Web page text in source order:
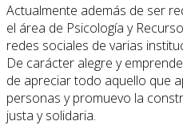
Actualmente además de ser
el área de Psicología y
redes sociales de varias
De carácter alegre y
de apreciar todo aquello que
personas y promuevo la
justa y solidaria.